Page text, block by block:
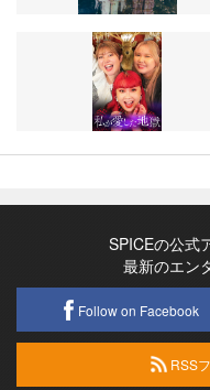
SPICEの公式
最新のエン
Follow on Facebook
RSS